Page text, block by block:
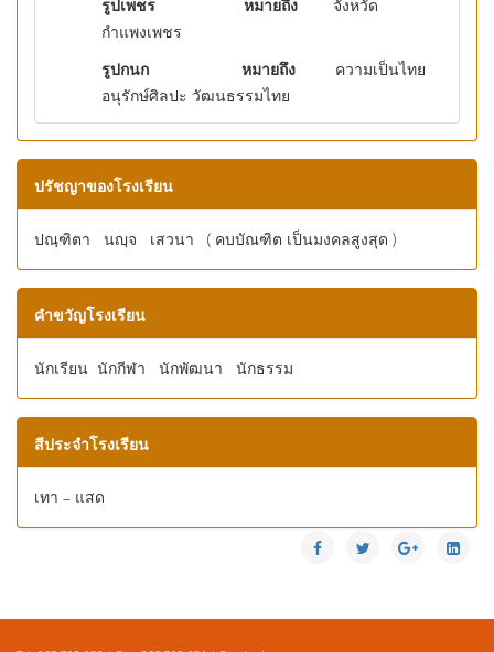
รูปเพชร หมายถึง จังหวัด
กำแพงเพชร
รูปกนก หมายถึง ความเป็นไทย
อนุรักษ์ศิลปะ วัฒนธรรมไทย
ปรัชญาของโรงเรียน
ปณฺฑิตา นญฺจ เสวนา ( คบบัณฑิต เป็นมงคลสูงสุด )
คำขวัญโรงเรียน
นักเรียน นักกีฬา นักพัฒนา นักธรรม
สีประจำโรงเรียน
เทา – แสด